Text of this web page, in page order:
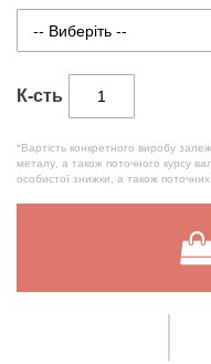
К-сть
*Вартість конкретного виробу
металу, а також поточного курсу
особистої знижки, а також